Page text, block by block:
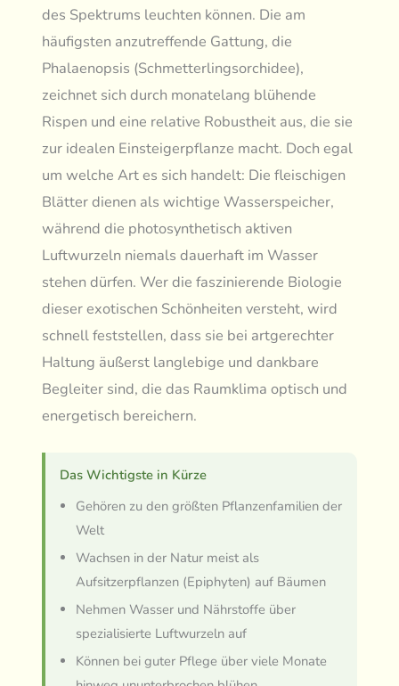
des Spektrums leuchten können. Die am
häufigsten anzutreffende Gattung, die
Phalaenopsis (Schmetterlingsorchidee),
zeichnet sich durch monatelang blühende
Rispen und eine relative Robustheit aus, die sie
zur idealen Einsteigerpflanze macht. Doch egal
um welche Art es sich handelt: Die fleischigen
Blätter dienen als wichtige Wasserspeicher,
während die photosynthetisch aktiven
Luftwurzeln niemals dauerhaft im Wasser
stehen dürfen. Wer die faszinierende Biologie
dieser exotischen Schönheiten versteht, wird
schnell feststellen, dass sie bei artgerechter
Haltung äußerst langlebige und dankbare
Begleiter sind, die das Raumklima optisch und
energetisch bereichern.
Das Wichtigste in Kürze
Gehören zu den größten Pflanzenfamilien der
Welt
Wachsen in der Natur meist als
Aufsitzerpflanzen (Epiphyten) auf Bäumen
Nehmen Wasser und Nährstoffe über
spezialisierte Luftwurzeln auf
Können bei guter Pflege über viele Monate